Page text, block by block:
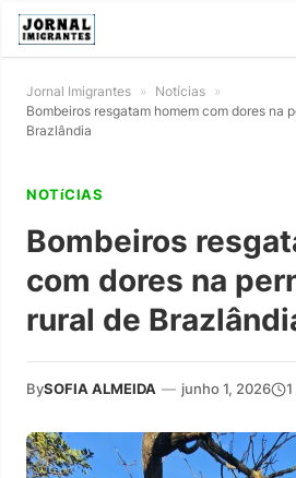
Jornal Imigrantes » Notícias »
Bombeiros resgatam homem com dores na
Brazlândia
NOTíCIAS
Bombeiros
com dores na
rural de
BySOFIA ALMEIDA — junho 1, 2026